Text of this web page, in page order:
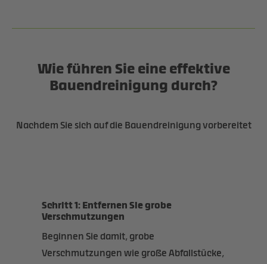
Wie führen Sie eine effektive
Bauendreinigung durch?
Nachdem Sie sich auf die Bauendreinigung vorbereitet
Schritt 1: Entfernen Sie grobe
Verschmutzungen
Beginnen Sie damit, grobe
Verschmutzungen wie große Abfallstücke,